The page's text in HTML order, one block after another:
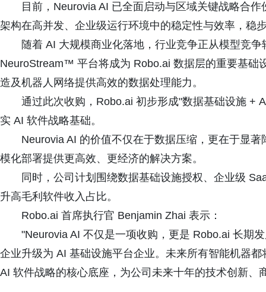
目前，Neurovia AI 已全面启动与区域关键战略合
架构在高并发、企业级运行环境中的稳定性与效率，稳
随着 AI 大规模商业化落地，行业竞争正从模型竞
NeuroStream™ 平台将成为 Robo.ai 数据层的重要基础
造及机器人网络提供高效的数据处理能力。
通过此次收购，Robo.ai 初步形成"数据基础设施 +
实 AI 软件战略基础。
Neurovia AI 的价值不仅在于数据压缩，更在于显
模化部署提供更高效、更经济的解决方案。
同时，公司计划围绕数据基础设施授权、企业级
升高毛利软件收入占比。
Robo.ai 首席执行官 Benjamin Zhai 表示：
"Neurovia AI 不仅是一项收购，更是 Robo.ai 长期
企业升级为 AI 基础设施平台企业。未来所有智能机器
AI 软件战略的核心底座，为公司未来十年的技术创新、